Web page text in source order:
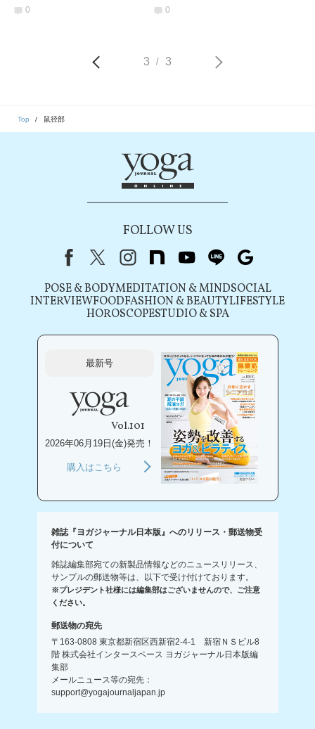
が良くなる＆柔軟性アッ
0
たストレッチ
0
3 / 3
Top 鼠径部
FOLLOW US
FacebookX（旧Twitter）
instagram
note youtubeline
POSE & BODYMEDITATION & MINDSOCIAL
INTERVIEWFOODFASHION & BEAUTYLIFESTYLE
HOROSCOPESTUDIO & SPA
最新号
Vol.101
2026年06月19日(金)発売！
購入はこちら
雑誌『ヨガジャーナル日本版』へのリリース・郵送物受
付について
雑誌編集部宛ての新製品情報などのニュースリリース、
サンプルの郵送物等は、以下で受け付けております。
※プレジデント社様には編集部はございませんので、ご注意
ください。
郵送物の宛先
〒163-0808 東京都新宿区西新宿2-4-1 新宿ＮＳビル8
階 株式会社インタースペース ヨガジャーナル日本版編
集部
メールニュース等の宛先：
support@yogajournaljapan.jp